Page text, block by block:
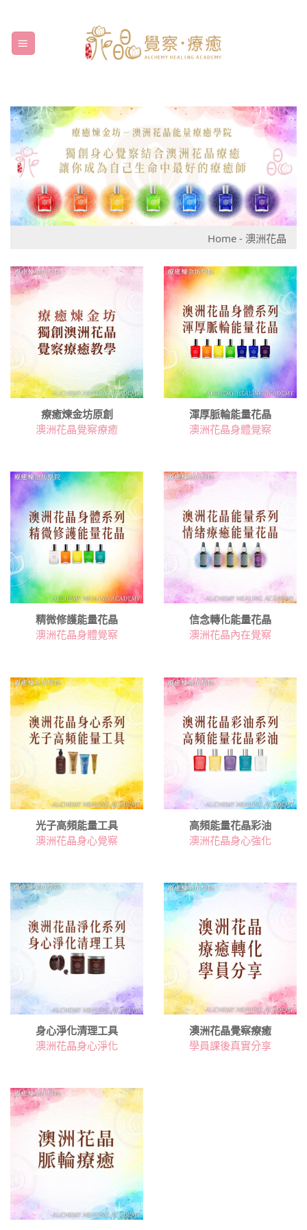
content
Home-澳洲花晶
療癒煉金坊原創
澳洲花晶覺察療癒
渾厚脈輪能量花晶
澳洲花晶身體覺察
精微修護能量花晶
澳洲花晶身體覺察
信念轉化能量花晶
澳洲花晶內在覺察
光子高頻能量工具
澳洲花晶身心覺察
高頻能量花晶彩油
澳洲花晶身心強化
身心淨化清理工具
澳洲花晶身心淨化
澳洲花晶覺察療癒
學員課後真實分享